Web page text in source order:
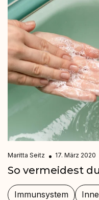
Maritta Seitz 17. März 2020
So vermeidest
Immunsystem